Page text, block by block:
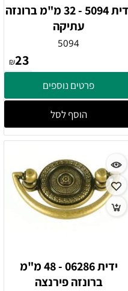
ידית 5094 - 32 מ"מ ברונזה
עתיקה
5094
₪23
פרטים נוספים
הוסף לסל
ידית 06286 - 48 מ"מ
ברונזה פירנצה